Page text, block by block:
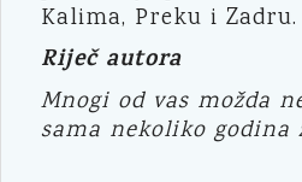
Kalima, Preku i Zadru.
Riječ autora
Mnogi od vas možda
sama nekoliko godina